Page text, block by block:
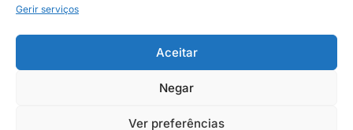
Gerir serviços
Aceitar
Negar
Ver preferências
Não constitui aconselhamento financeiro,
mobiliários nos termos da CMVM. O leitor é
inteiramente responsável pelas suas decisões
financeiras.
Negócios Mundiais Todos os direitos reservados.